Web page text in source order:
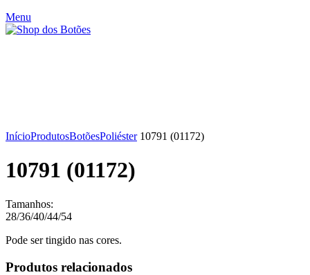
Menu
InícioProdutosBotõesPoliéster10791 (01172)
10791 (01172)
Tamanhos:
28/36/40/44/54
Pode ser tingido nas cores.
Produtos relacionados